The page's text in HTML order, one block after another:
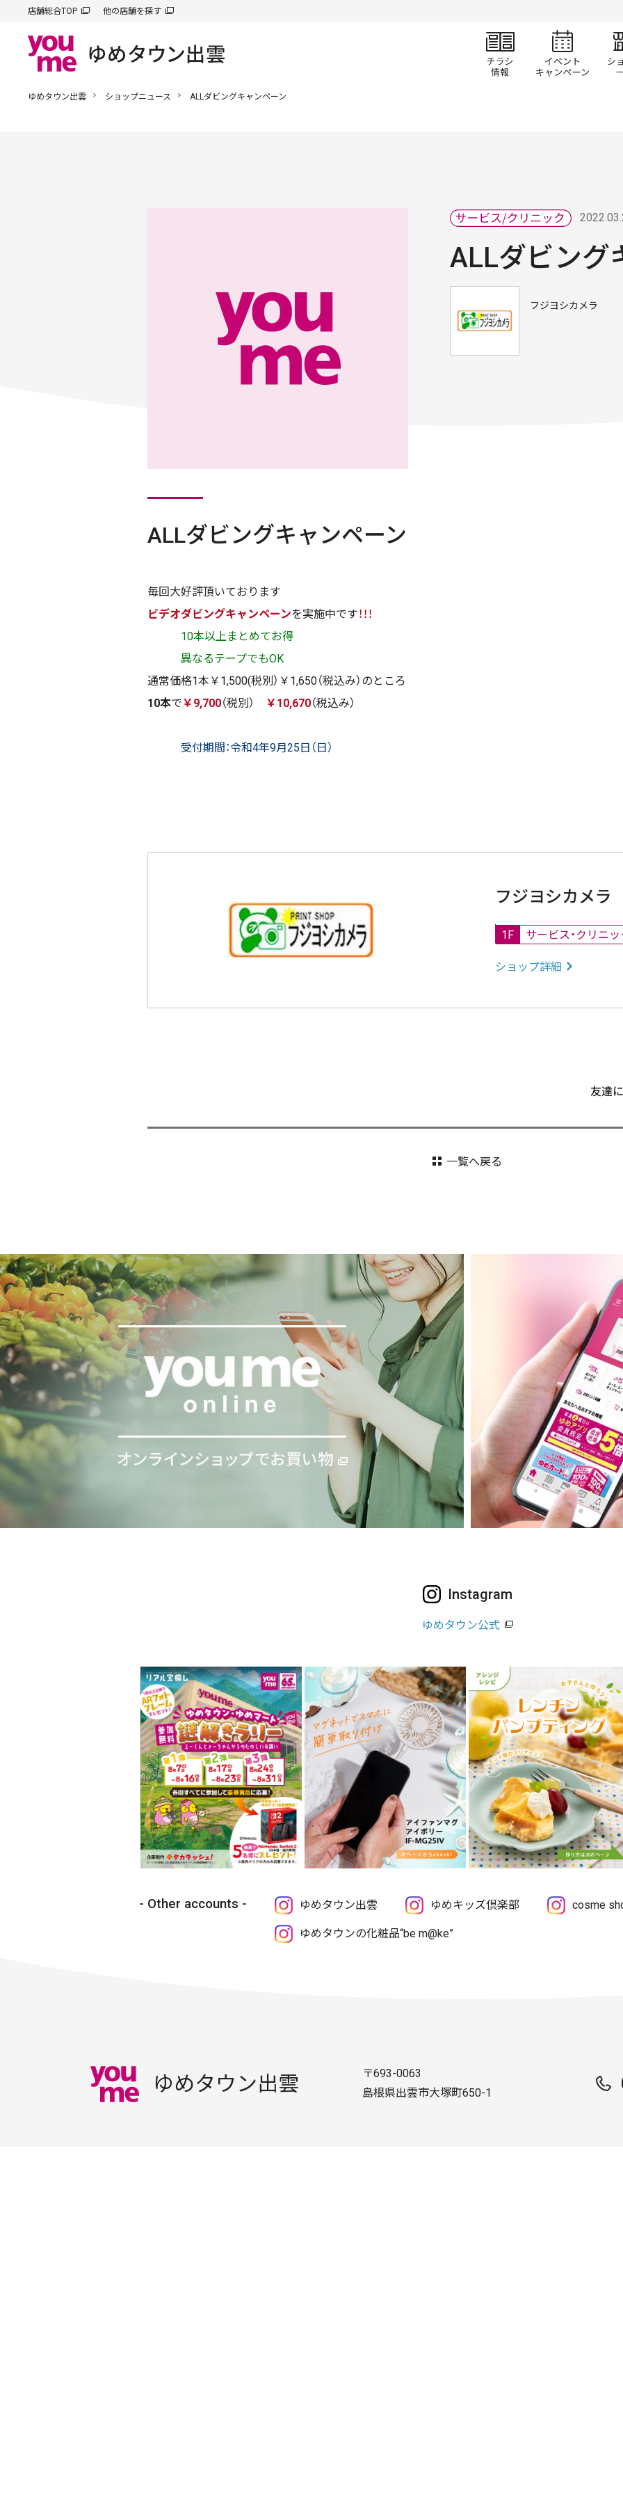
店舗総合TOP 他の店舗を探す
チラシ情報 イベ
ゆめタウン出雲 ショップニュース ALLダビングキャンペーン
ALLダビング
フジヨシカメラ
ALLダビングキャンペーン
毎回大好評頂いております
ビデオダビングキャンペーンを実施中です！！！
10本以上まとめてお得
異なるテープでもOK
通常価格1本￥1,500(税別）￥1,650（税込み）​​​​​​のところ
10本で￥9,700（税別） ￥10,670（税込み）
受付期間：令和4年9月25日（日）
フジヨシカメラ
1F サービス・クリニッ
ショップ詳細
友達
一覧へ戻る
Instagram
ゆめタウン公式
Other accounts ゆめタウン出雲 ゆめキッズ倶楽部 cosme
ゆめタウンの化粧品“be m@ke”
ゆめタウン出雲
〒693-0063
島根県出雲市大塚町650-1